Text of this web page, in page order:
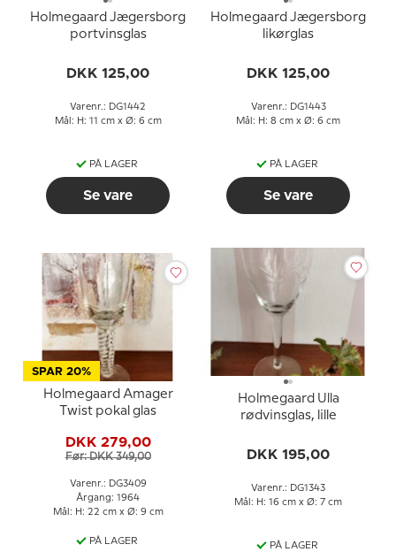
Holmegaard Jægersborg
portvinsglas
DKK 125,00
Varenr.: DG1442
Mål: H: 11 cm x Ø: 6 cm
PÅ LAGER
Se vare
Holmegaard Jægersborg
likørglas
DKK 125,00
Varenr.: DG1443
Mål: H: 8 cm x Ø: 6 cm
PÅ LAGER
Se vare
SPAR 20%
Holmegaard Amager
Twist pokal glas
DKK 279,00
Før: DKK 349,00
Varenr.: DG3409
Årgang: 1964
Mål: H: 22 cm x Ø: 9 cm
PÅ LAGER
Holmegaard Ulla
rødvinsglas, lille
DKK 195,00
Varenr.: DG1343
Mål: H: 16 cm x Ø: 7 cm
PÅ LAGER